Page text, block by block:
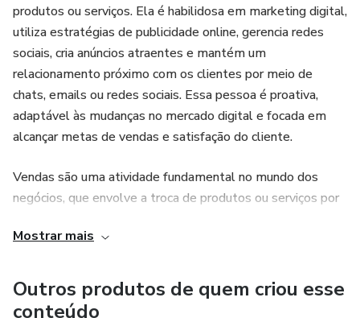
produtos ou serviços. Ela é habilidosa em marketing digital,
utiliza estratégias de publicidade online, gerencia redes
sociais, cria anúncios atraentes e mantém um
relacionamento próximo com os clientes por meio de
chats, emails ou redes sociais. Essa pessoa é proativa,
adaptável às mudanças no mercado digital e focada em
alcançar metas de vendas e satisfação do cliente.
Vendas são uma atividade fundamental no mundo dos
negócios, que envolve a troca de produtos ou serviços por
global, impulsionando o crescimento das empresas e a
empresas. As vendas geralmente incluem várias etapas,
como prospecção de clientes, negociação, fechamento de
Mostrar mais
Outros produtos de quem criou esse
conteúdo